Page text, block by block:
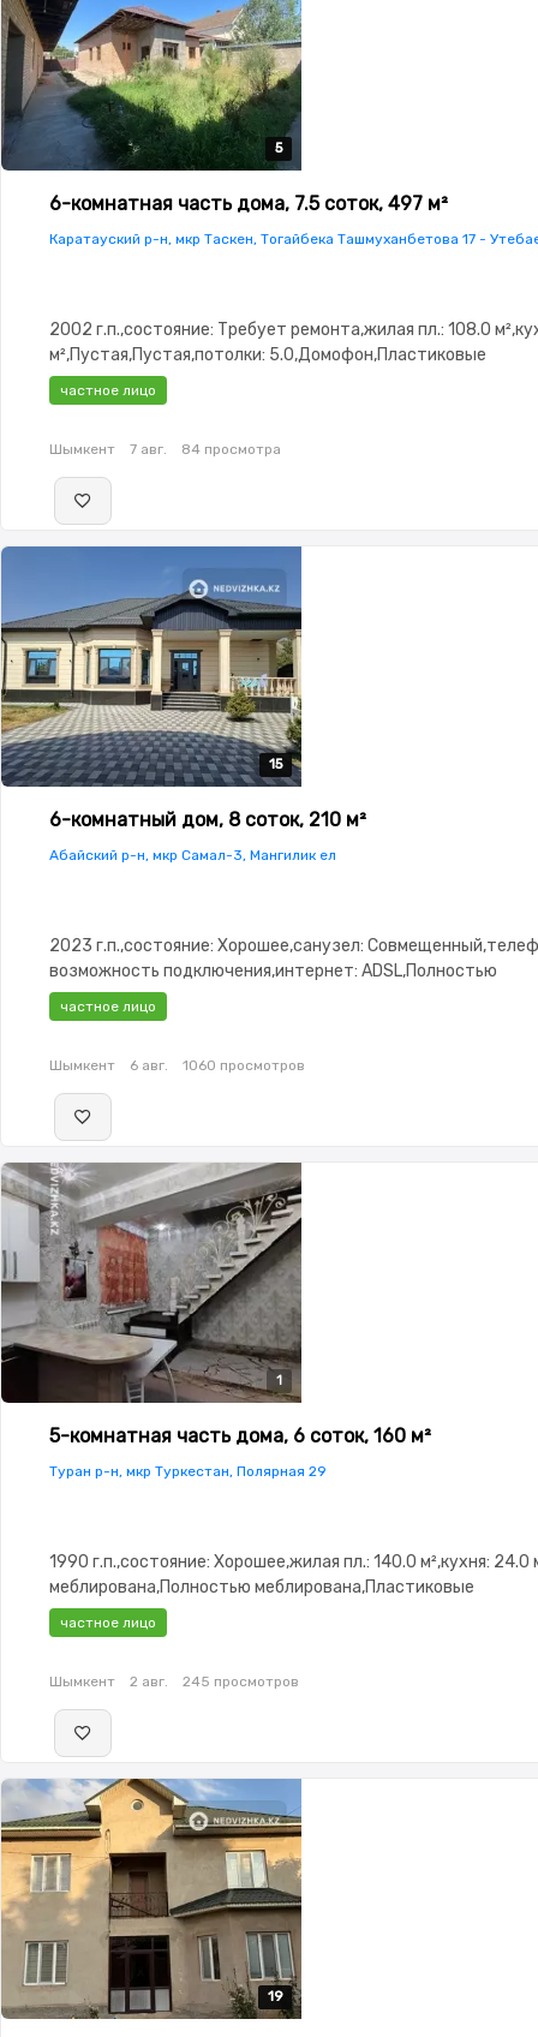
5
5
5
5
5
6-комнатная часть дома, 7.5 соток, 497 м²
Каратауский р-н, мкр Таскен, Тогайбека Ташмуханбетова 17 -
2002 г.п.,состояние: Требует ремонта,жилая пл.: 108.0
м²,Пустая,Пустая,потолки: 5.0,Домофон,Пластиковые
зона,Летняя кухня
частное лицо
Шымкент 7 авг. 84 просмотра
15
15
15
15
15
6-комнатный дом, 8 соток, 210 м²
Абайский р-н, мкр Самал-3, Мангилик ел
2023 г.п.,состояние: Хорошее,санузел:
возможность подключения,интернет: ADSL,Полностью
меблирована,Полностью меблирована,потолки:
окна,Навес
частное лицо
Шымкент 6 авг. 1060 просмотров
1
5-комнатная часть дома, 6 соток, 160 м²
Туран р-н, мкр Туркестан, Полярная 29
1990 г.п.,состояние: Хорошее,жилая пл.: 140.0 м²,кухня:
меблирована,Полностью меблирована,Пластиковые
зона
частное лицо
Шымкент 2 авг. 245 просмотров
19
19
19
19
19